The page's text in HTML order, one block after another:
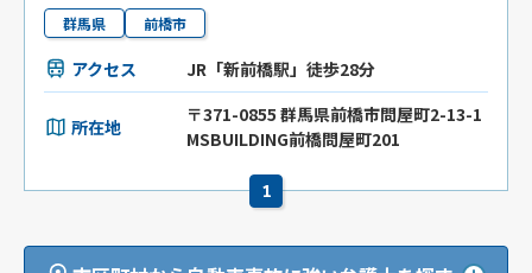
群馬県 前橋市
アクセス JR「新前橋駅」徒歩28分
所在地
〒371-0855 群馬県前橋市問屋町2-13-1
MSBUILDING前橋問屋町201
1